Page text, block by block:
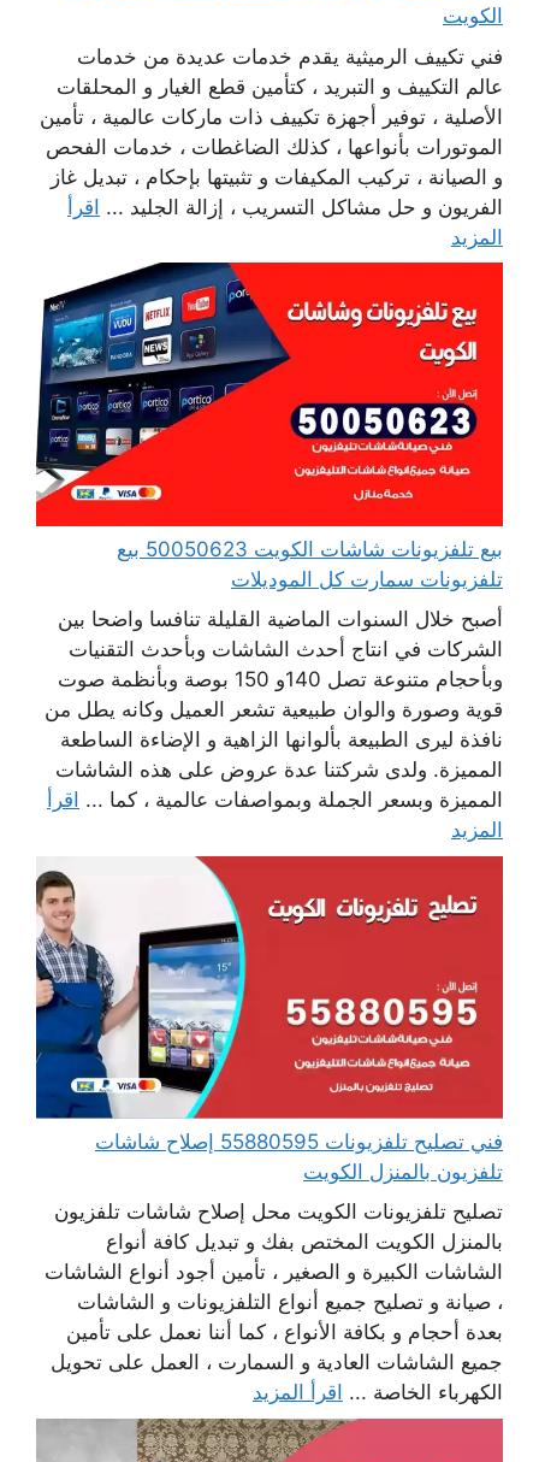
الكويت
فني تكييف الرميثية يقدم خدمات عديدة من خدمات
عالم التكييف و التبريد ، كتأمين قطع الغيار و المحلقات
الأصلية ، توفير أجهزة تكييف ذات ماركات عالمية ، تأمين
الموتورات بأنواعها ، كذلك الضاغطات ، خدمات الفحص
و الصيانة ، تركيب المكيفات و تثبيتها بإحكام ، تبديل غاز
الفريون و حل مشاكل التسريب ، إزالة الجليد ... اقرأ
المزيد
بيع تلفزيونات شاشات الكويت 50050623 بيع
تلفزيونات سمارت كل الموديلات
أصبح خلال السنوات الماضية القليلة تنافسا واضحا بين
الشركات في انتاج أحدث الشاشات وبأحدث التقنيات
وبأحجام متنوعة تصل 140و 150 بوصة وبأنظمة صوت
قوية وصورة والوان طبيعية تشعر العميل وكانه يطل من
نافذة ليرى الطبيعة بألوانها الزاهية و الإضاءة الساطعة
المميزة. ولدى شركتنا عدة عروض على هذه الشاشات
المميزة وبسعر الجملة وبمواصفات عالمية ، كما ... اقرأ
المزيد
فني تصليح تلفزيونات 55880595 إصلاح شاشات
تلفزيون بالمنزل الكويت
تصليح تلفزيونات الكويت محل إصلاح شاشات تلفزيون
بالمنزل الكويت المختص بفك و تبديل كافة أنواع
الشاشات الكبيرة و الصغير ، تأمين أجود أنواع الشاشات
، صيانة و تصليح جميع أنواع التلفزيونات و الشاشات
بعدة أحجام و بكافة الأنواع ، كما أننا نعمل على تأمين
جميع الشاشات العادية و السمارت ، العمل على تحويل
الكهرباء الخاصة ... اقرأ المزيد